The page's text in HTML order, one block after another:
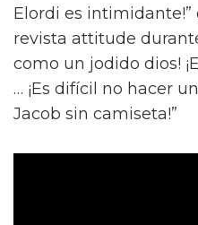
Elordi es intimidante!”
revista attitude
como un jodido dios!
… ¡Es difícil no hacer
Jacob sin camiseta!”